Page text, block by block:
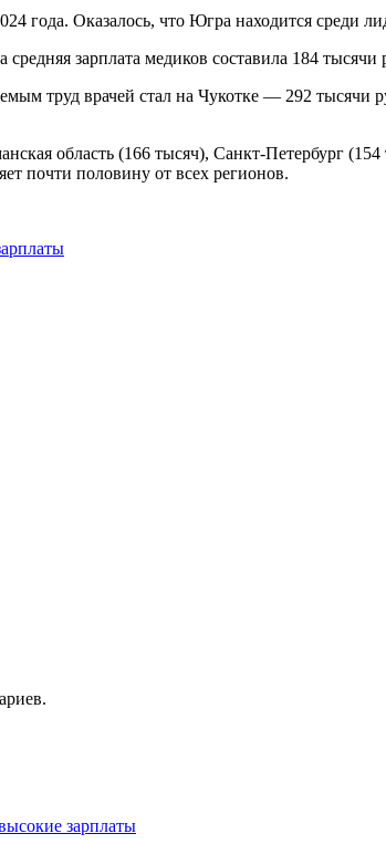
года. Оказалось, что Югра находится среди
зарплата медиков составила 184 тысячи
труд врачей стал на Чукотке — 292
область (166 тысяч), Санкт-Петербург
почти половину от всех регионов.